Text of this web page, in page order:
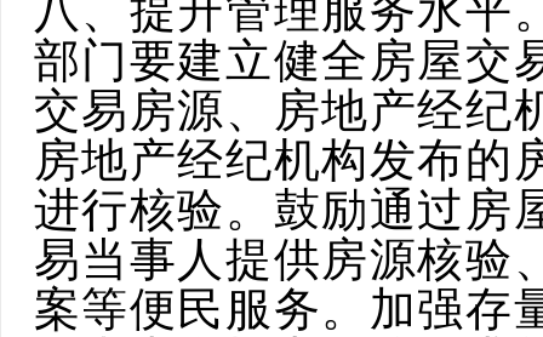
八、提升管理服务水平
部门要建立健全房屋交
交易房源、房地产经纪
房地产经纪机构发布的
进行核验。鼓励通过房
易当事人提供房源核验
案等便民服务。加强存